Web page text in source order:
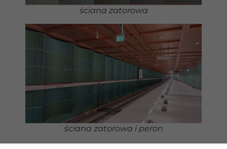
ściana zatorowa
ściana zatorowa i peron
odwiedzania naszej
strony, zwiększasz
szansę na
zobaczenie
spersonalizowanych
treści i ofert.